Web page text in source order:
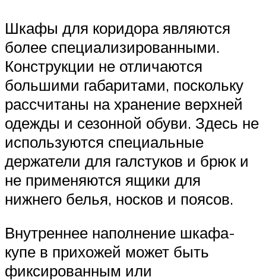
Шкафы для коридора являются
более специализированными.
Конструкции не отличаются
большими габаритами, поскольку
рассчитаны на хранение верхней
одежды и сезонной обуви. Здесь не
используются специальные
держатели для галстуков и брюк и
не применяются ящики для
нижнего белья, носков и поясов.
Внутреннее наполнение шкафа-
купе в прихожей может быть
фиксированным или